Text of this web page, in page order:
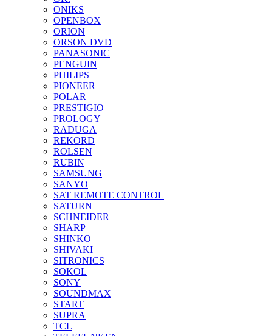
ONIKS
OPENBOX
ORION
ORSON DVD
PANASONIC
PENGUIN
PHILIPS
PIONEER
POLAR
PRESTIGIO
PROLOGY
RADUGA
REKORD
ROLSEN
RUBIN
SAMSUNG
SANYO
SAT REMOTE CONTROL
SATURN
SCHNEIDER
SHARP
SHINKO
SHIVAKI
SITRONICS
SOKOL
SONY
SOUNDMAX
START
SUPRA
TCL